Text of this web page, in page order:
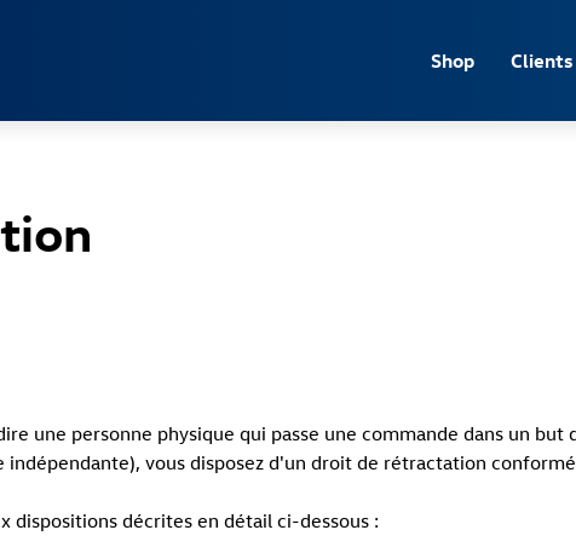
Shop
une personne physique qui passe une commande dans un
vous disposez d'un droit de rétractation
décrites en détail ci-dessous :